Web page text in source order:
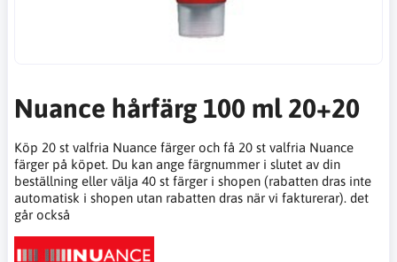
Nuance hårfärg 100 ml 20+20
Köp 20 st valfria Nuance färger och få 20 st valfria Nuance
färger på köpet. Du kan ange färgnummer i slutet av din
beställning eller välja 40 st färger i shopen (rabatten dras inte
automatisk i shopen utan rabatten dras när vi fakturerar). det
går också